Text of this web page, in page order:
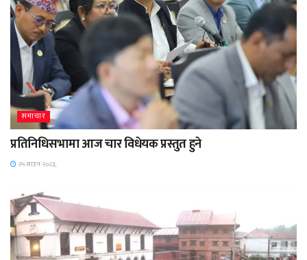
समाचार
प्रतिनिधिसभामा आज चार विधेयक प्रस्तुत हुने
२५ साउन २०८३,